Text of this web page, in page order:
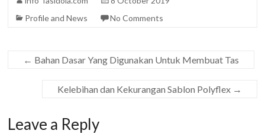
Profile and News
No Comments
← Bahan Dasar Yang Digunakan Untuk Membuat Tas
Kelebihan dan Kekurangan Sablon Polyflex →
Leave a Reply